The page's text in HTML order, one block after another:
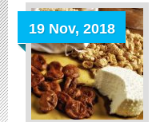
19 Nov, 2018